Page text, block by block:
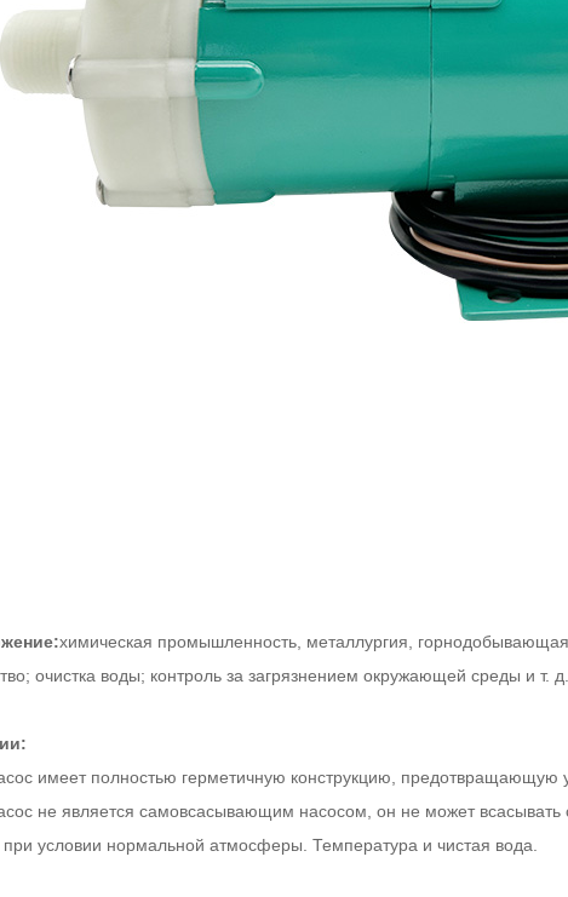
химическая промышленность, металлургия,
очистка воды; контроль за загрязнением окружающей среды и т. д.
имеет полностью герметичную конструкцию, предотвращающую
не является самовсасывающим насосом, он не может всасывать
условии нормальной атмосферы. Температура и чистая вода.